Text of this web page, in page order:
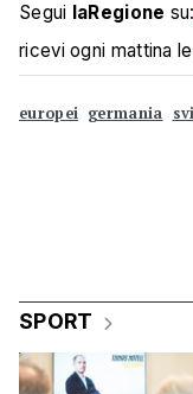
Segui laRegione
ricevi ogni mattina
europei germania
SPORT